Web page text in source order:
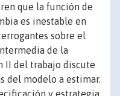
que la función de
es inestable en
sobre el
de la
II del trabajo discute
del modelo a estimar.
y estrategia